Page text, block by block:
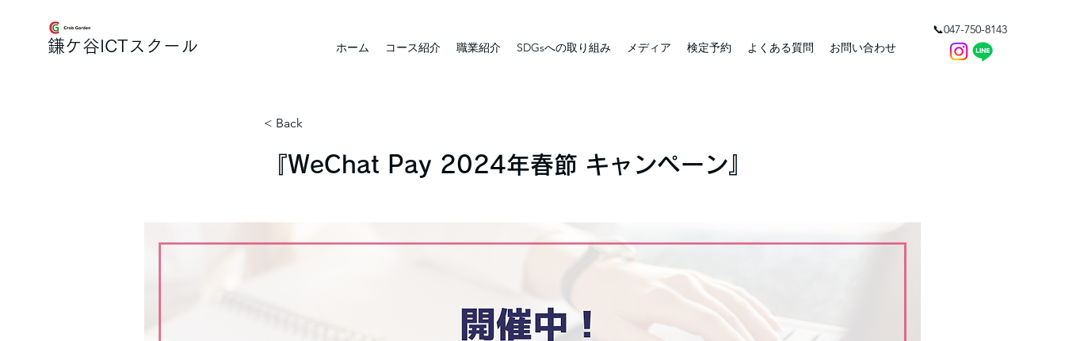
​鎌ケ谷ICTスクール ホーム コース紹介 職業紹介 SDGsへの取り組み メディア 検定予約 よくある質問 お問い合わせ
📞047-750-8143
< Back
『WeChat Pay 2024年春節 キャンペーン』